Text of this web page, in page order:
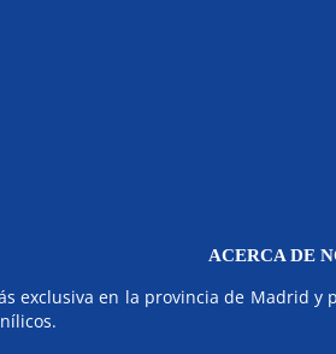
ACERCA DE
exclusiva en la provincia de Madrid